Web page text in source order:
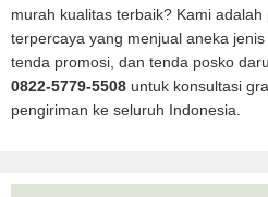
murah kualitas terbaik? Kami
terpercaya yang menjual aneka
tenda promosi, dan tenda posko
0822-5779-5508 untuk konsultasi
pengiriman ke seluruh Indonesia.